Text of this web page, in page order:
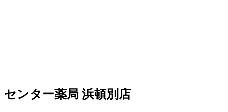
センター薬局 浜頓別店